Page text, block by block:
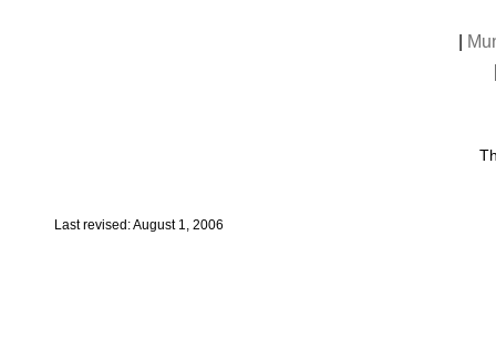
Last revised: August 1, 2006